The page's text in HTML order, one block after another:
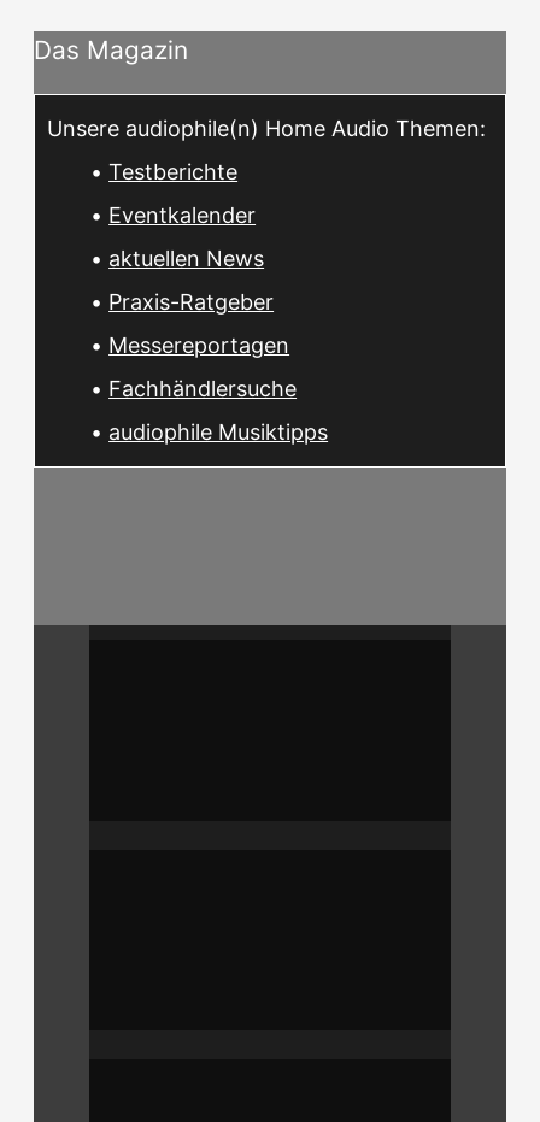
Das Magazin
Unsere audiophile(n) Home Audio Themen:
• Testberichte
• Eventkalender
• aktuellen News
• Praxis-Ratgeber
• Messereportagen
• Fachhändlersuche
• audiophile Musiktipps